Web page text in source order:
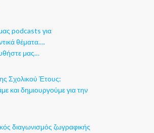
podcasts για
θέματα….
μας…
Σχολικού Έτους:
και δημιουργούμε για την
διαγωνισμός ζωγραφικής